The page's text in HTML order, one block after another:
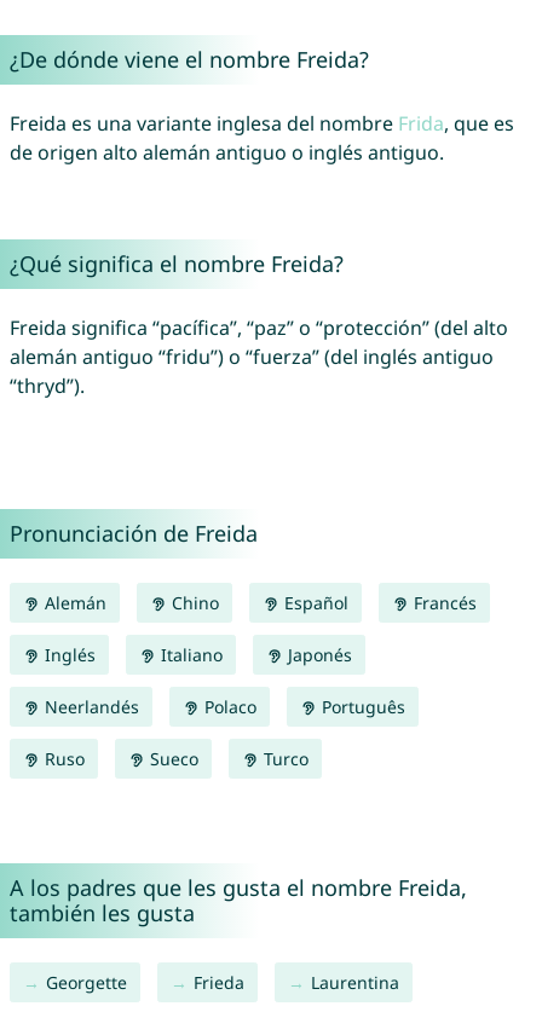
¿De dónde viene el nombre Freida?
Freida es una variante inglesa del nombre Frida, que es
de origen alto alemán antiguo o inglés antiguo.
¿Qué significa el nombre Freida?
Freida significa “pacífica”, “paz” o “protección” (del alto
alemán antiguo “fridu”) o “fuerza” (del inglés antiguo
“thryd”).
Pronunciación de Freida
Alemán Chino Español Francés
Inglés Italiano Japonés
Neerlandés Polaco Português
Ruso Sueco Turco
A los padres que les gusta el nombre Freida,
también les gusta
Georgette Frieda Laurentina